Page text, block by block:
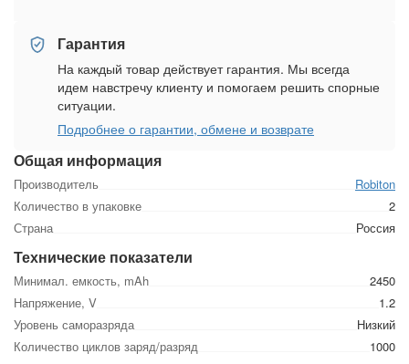
Общая информация
Производитель
Robiton
Количество в упаковке
2
Страна
Россия
Технические показатели
Минимал. емкость, mAh
2450
Напряжение, V
1.2
Уровень саморазряда
Низкий
Количество циклов заряд/разряд
1000
Гарантия
На каждый товар действует гарантия. Мы всегда
идем навстречу клиенту и помогаем решить спорные
ситуации.
Подробнее о гарантии, обмене и возврате